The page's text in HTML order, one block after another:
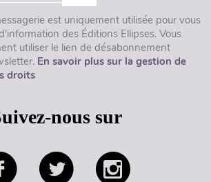
est uniquement utilisée pour vous
des Éditions Ellipses. Vous
utiliser le lien de désabonnement
En savoir plus sur la gestion de
droits
nous sur